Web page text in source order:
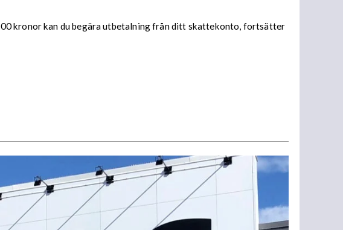
kronor kan du begära utbetalning från ditt skattekonto, fortsätter